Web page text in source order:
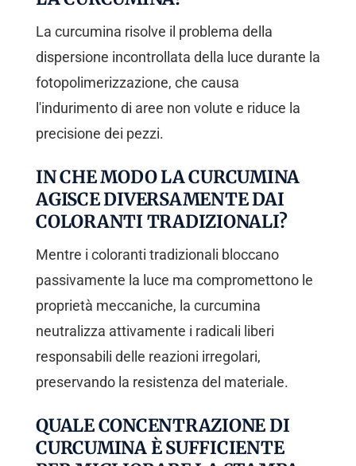
La curcumina risolve il problema della
dispersione incontrollata della luce durante la
fotopolimerizzazione, che causa
l'indurimento di aree non volute e riduce la
precisione dei pezzi.
IN CHE MODO LA CURCUMINA
AGISCE DIVERSAMENTE DAI
COLORANTI TRADIZIONALI?
Mentre i coloranti tradizionali bloccano
passivamente la luce ma compromettono le
proprietà meccaniche, la curcumina
neutralizza attivamente i radicali liberi
responsabili delle reazioni irregolari,
preservando la resistenza del materiale.
QUALE CONCENTRAZIONE DI
CURCUMINA È SUFFICIENTE